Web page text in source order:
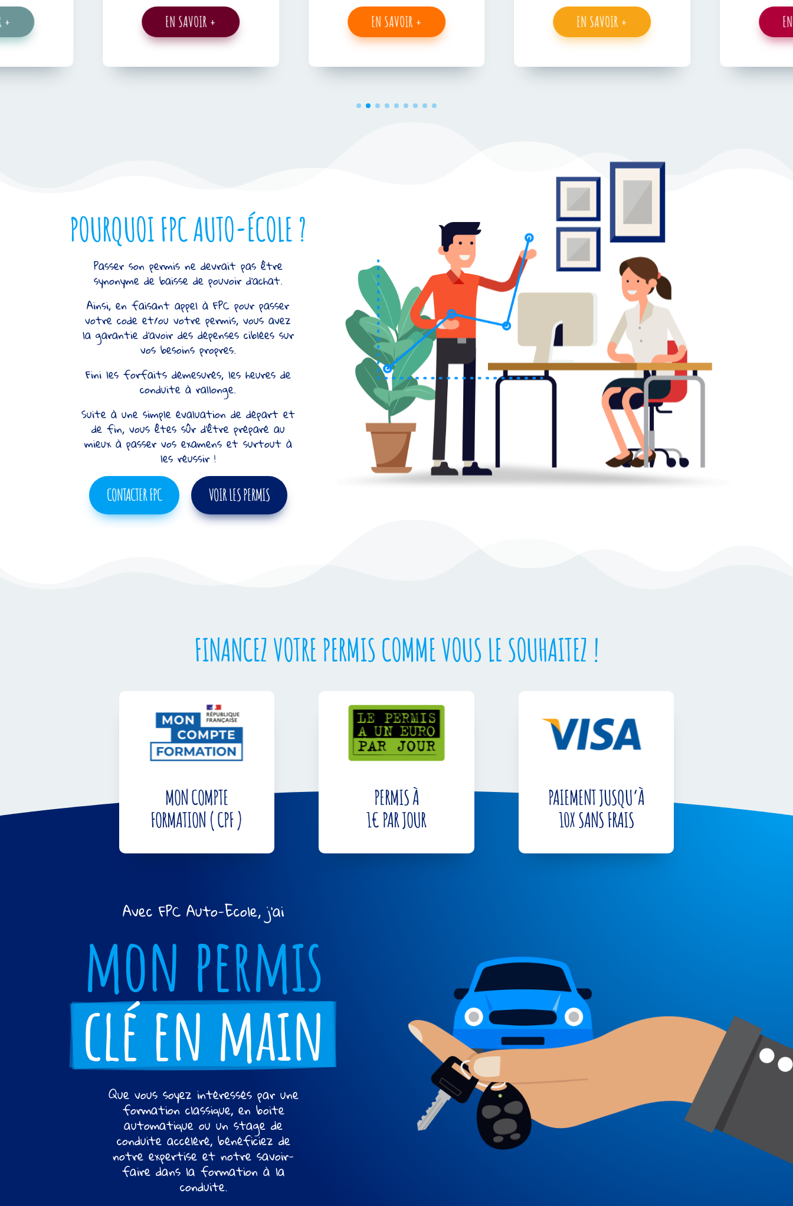
EN SAVOIR + EN SAVOIR + EN SAVOIR + EN
POURQUOI FPC AUTO-ÉCOLE ?
Passer son permis ne devrait pas être
synonyme de baisse de pouvoir d’achat.
Ainsi, en faisant appel à FPC pour passer
votre code et/ou votre permis, vous avez
la garantie d’avoir des dépenses ciblées sur
vos besoins propres.
Fini les forfaits démesurés, les heures de
conduite à rallonge.
Suite à une simple évaluation de départ et
de fin, vous êtes sûr d’être préparé au
mieux à passer vos examens et surtout à
les réussir !
CONTACTER FPC
VOIR LES PERMIS
FINANCEZ VOTRE PERMIS COMME VOUS LE SOUHAITEZ !
MON COMPTE
FORMATION ( CPF )
PERMIS À
1€ PAR JOUR
PAIEMENT JUSQU’À
10X SANS FRAIS
Avec FPC Auto-Ecole, j’ai
mon permis
clé en main
Que vous soyez intéressés par une
formation classique, en boite
automatique ou un stage de
conduite accéléré, bénéficiez de
notre expertise et notre savoir-
faire dans la formation à la
conduite.